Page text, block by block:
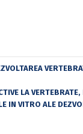
LA
IN VITRO ALE